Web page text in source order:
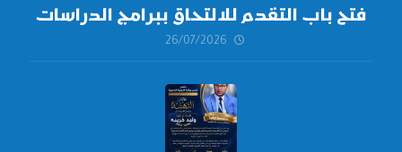
فتح باب التقدم للالتحاق ببرامج الدراسات
العليا لدورة
أكتوبر 2026،
26/07/2026